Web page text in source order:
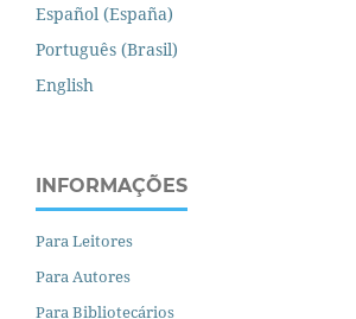
Español (España)
Português (Brasil)
English
INFORMAÇÕES
Para Leitores
Para Autores
Para Bibliotecários